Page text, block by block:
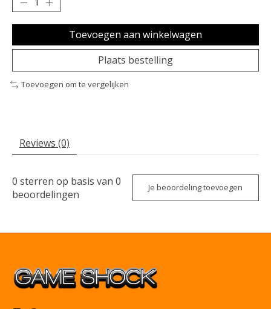
Toevoegen aan winkelwagen
Plaats bestelling
Toevoegen om te vergelijken
Reviews (0)
0 sterren op basis van 0
beoordelingen
Je beoordeling toevoegen